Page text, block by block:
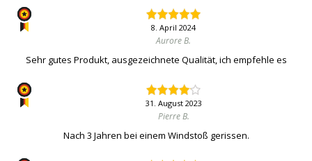
8. April 2024
Aurore B.
Sehr gutes Produkt, ausgezeichnete Qualität, ich empfehle es
31. August 2023
Pierre B.
Nach 3 Jahren bei einem Windstoß gerissen.